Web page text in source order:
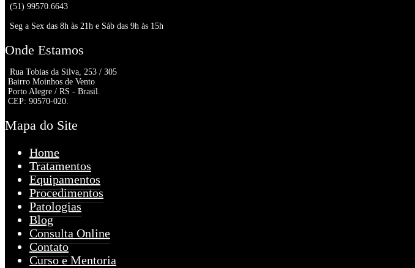
(51) 99570.6643
Seg a Sex das 8h às 21h e Sáb das 9h às 15h
Onde Estamos
Rua Tobias da Silva, 253 / 305
Bairro Moinhos de Vento
Porto Alegre / RS - Brasil.
CEP: 90570-020.
Mapa do Site
Home
Tratamentos
Equipamentos
Procedimentos
Patologias
Blog
Consulta Online
Contato
Curso e Mentoria